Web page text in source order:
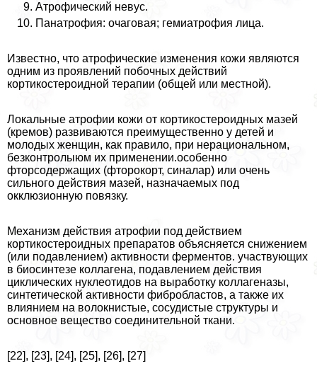
Атрофический невус.
Панатрофия: очаговая; гемиатрофия лица.
Известно, что атрофические изменения кожи являются
одним из проявлений побочных действий
кортикостероидной терапии (общей или местной).
Локальные атрофии кожи от кортикостероидных мазей
(кремов) развиваются преимущественно у детей и
молодых женщин, как правило, при нерациональном,
безконтролыюм их применении.особенно
фторсодержащих (фторокорт, синалар) или очень
сильного действия мазей, назначаемых под
окклюзионную повязку.
Механизм действия атрофии под действием
кортикостероидных препаратов объясняется снижением
(или подавлением) активности ферментов. участвующих
в биосинтезе коллагена, подавлением действия
циклических нуклеотидов на выработку коллагеназы,
синтетической активности фибробластов, а также их
влиянием на волокнистые, сосудистые структуры и
основное вещество соединительной ткани.
[22], [23], [24], [25], [26], [27]